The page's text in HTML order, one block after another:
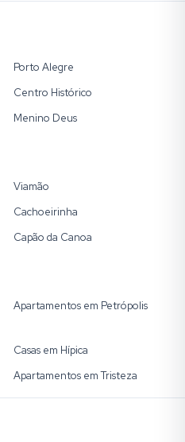
Porto Alegre
Centro Histórico
Menino Deus
Viamão
Cachoeirinha
Capão da Canoa
Apartamentos em Petrópolis
Casas em Hípica
Apartamentos em Tristeza